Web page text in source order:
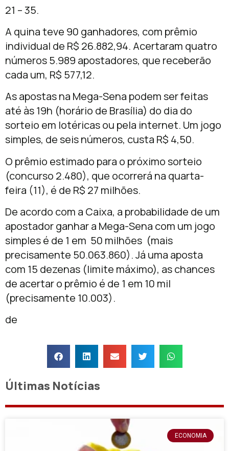
21 – 35.
A quina teve 90 ganhadores, com prêmio
individual de R$ 26.882,94. Acertaram quatro
números 5.989 apostadores, que receberão
cada um, R$ 577,12.
As apostas na Mega-Sena podem ser feitas
até às 19h (horário de Brasília) do dia do
sorteio em lotéricas ou pela internet. Um jogo
simples, de seis números, custa R$ 4,50.
O prêmio estimado para o próximo sorteio
(concurso 2.480), que ocorrerá na quarta-
feira (11), é de R$ 27 milhões.
De acordo com a Caixa, a probabilidade de um
apostador ganhar a Mega-Sena com um jogo
simples é de 1 em 50 milhões (mais
precisamente 50.063.860). Já uma aposta
com 15 dezenas (limite máximo), as chances
de acertar o prêmio é de 1 em 10 mil
(precisamente 10.003).
de
Últimas Notícias
ECONOMIA